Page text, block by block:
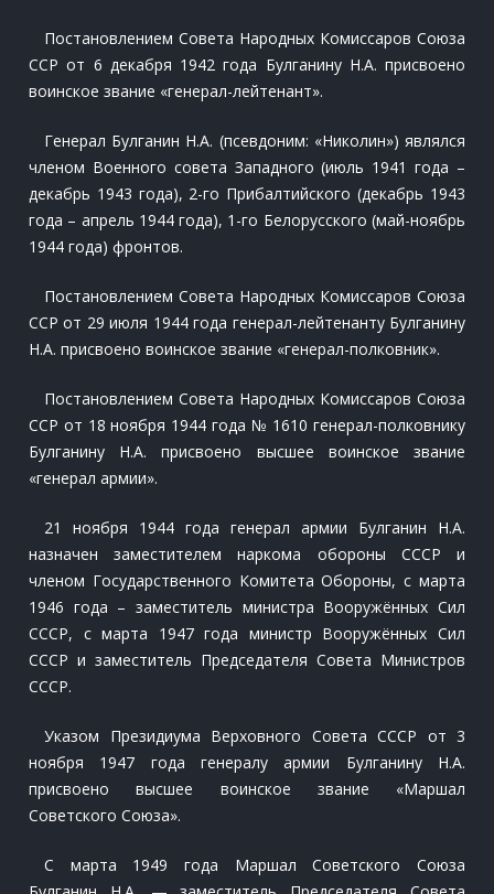
Постановлением Совета Народных Комиссаров Союза
ССР от 6 декабря 1942 года Булганину Н.А. присвоено
воинское звание «генерал-лейтенант».
Генерал Булганин Н.А. (псевдоним: «Николин») являлся
членом Военного совета Западного (июль 1941 года –
декабрь 1943 года), 2-го Прибалтийского (декабрь 1943
года – апрель 1944 года), 1-го Белорусского (май-ноябрь
1944 года) фронтов.
Постановлением Совета Народных Комиссаров Союза
ССР от 29 июля 1944 года генерал-лейтенанту Булганину
Н.А. присвоено воинское звание «генерал-полковник».
Постановлением Совета Народных Комиссаров Союза
ССР от 18 ноября 1944 года № 1610 генерал-полковнику
Булганину Н.А. присвоено высшее воинское звание
«генерал армии».
21 ноября 1944 года генерал армии Булганин Н.А.
назначен заместителем наркома обороны СССР и
членом Государственного Комитета Обороны, с марта
1946 года – заместитель министра Вооружённых Сил
СССР, с марта 1947 года министр Вооружённых Сил
СССР и заместитель Председателя Совета Министров
СССР.
Указом Президиума Верховного Совета СССР от 3
ноября 1947 года генералу армии Булганину Н.А.
присвоено высшее воинское звание «Маршал
Советского Союза».
С марта 1949 года Маршал Советского Союза